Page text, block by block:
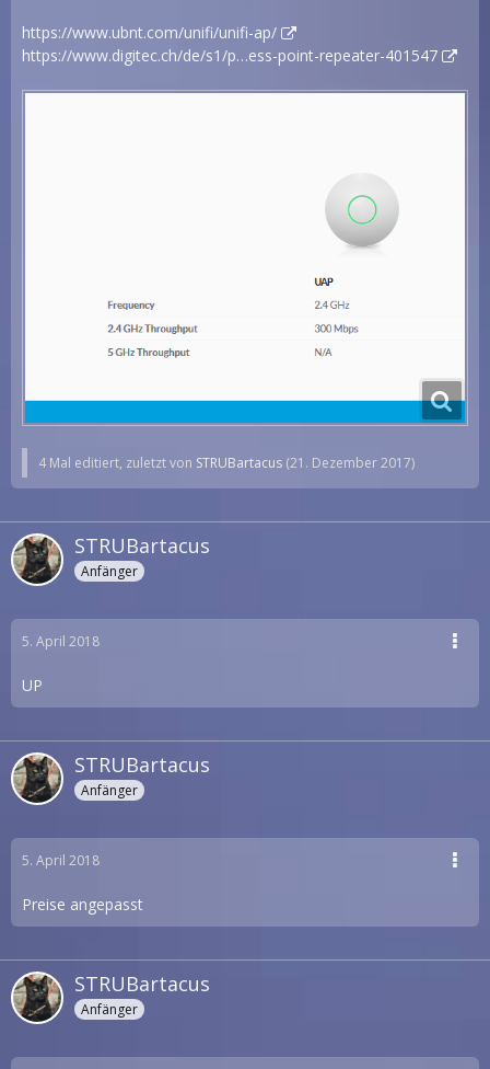
https://www.ubnt.com/unifi/unifi-ap/
https://www.digitec.ch/de/s1/p…ess-point-repeater-401547
4 Mal editiert, zuletzt von STRUBartacus (21. Dezember 2017)
STRUBartacus
Anfänger
5. April 2018
UP
STRUBartacus
Anfänger
5. April 2018
Preise angepasst
STRUBartacus
Anfänger